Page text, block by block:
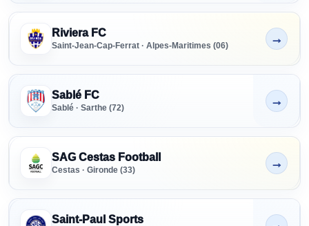
Riviera FC
Saint-Jean-Cap-Ferrat · Alpes-Maritimes (06)
Non indiqué
→
Sablé FC
Sablé · Sarthe (72)
Non indiqué
→
SAG Cestas Football
Cestas · Gironde (33)
Non indiqué
→
Saint-Paul Sports